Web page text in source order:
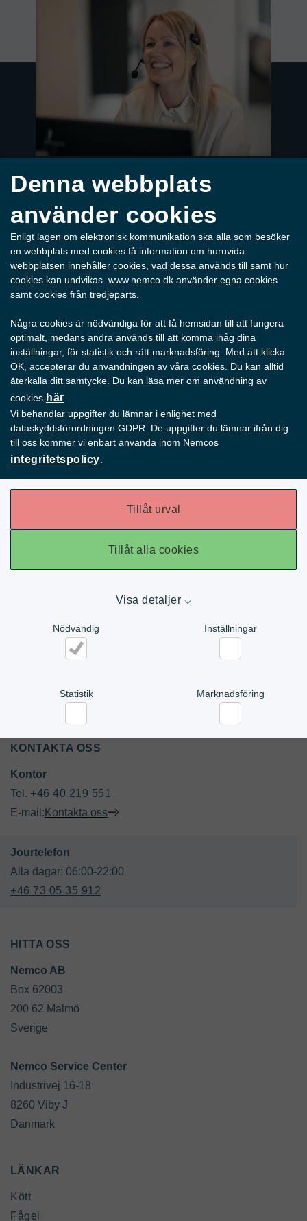
Denna webbplats
använder cookies
Enligt lagen om elektronisk kommunikation ska alla som besöker
en webbplats med cookies få information om huruvida
webbplatsen innehåller cookies, vad dessa används till samt hur
cookies kan undvikas. www.nemco.dk använder egna cookies
samt cookies från tredjeparts.
Några cookies är nödvändiga för att få hemsidan till att fungera
optimalt, medans andra används till att komma ihåg dina
inställningar, för statistik och rätt marknadsföring. Med att klicka
OK, accepterar du användningen av våra cookies. Du kan alltid
återkalla ditt samtycke. Du kan läsa mer om användning av
cookies här
Vi behandlar uppgifter du lämnar i enlighet med
dataskyddsförordningen GDPR. De uppgifter du lämnar ifrån dig
till oss kommer vi enbart använda inom Nemcos
integritetspolicy
Tillåt urval
Tillåt alla cookies
Visa detaljer
Nödvändig Inställningar
Statistik Marknadsföring
Behöver du hjälp
att hitta den
perfekta
lösningen?
Skriv till oss
eller ring till oss :+46 (0)40 219 551
KONTAKTA OSS
Kontor
Tel. +46 40 219 551
E-mail: Kontakta oss
+46 73 05 35 912
HITTA OSS
Nemco AB
Box 62003
200 62 Malmö
Sverige
Industrivej 16-18
8260 Viby J
Danmark
LÄNKAR
Kött
Fågel